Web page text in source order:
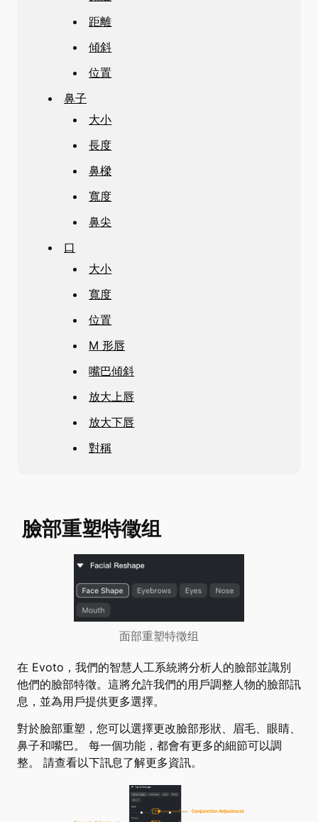
距離
傾斜
位置
鼻子
大小
長度
鼻樑
寬度
鼻尖
口
大小
寬度
位置
M 形唇
嘴巴傾斜
放大上唇
放大下唇
對稱
臉部重塑特徵组
面部重塑特徵组
在 Evoto，我們的智慧人工系統將分析人的臉部並識別
他們的臉部特徵。這將允許我們的用戶調整人物的臉部訊
息，並為用戶提供更多選擇。
對於臉部重塑，您可以選擇更改臉部形狀、眉毛、眼睛、
鼻子和嘴巴。 每一個功能，都會有更多的細節可以調
整。 請查看以下訊息了解更多資訊。